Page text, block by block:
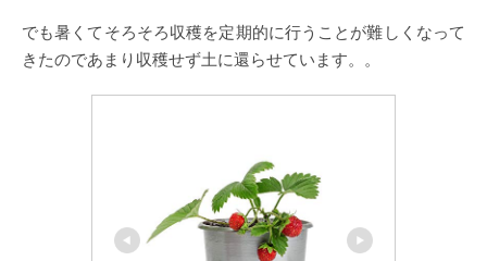
でも暑くてそろそろ収穫を定期的に行うことが難しくなって
きたのであまり収穫せず土に還らせています。。